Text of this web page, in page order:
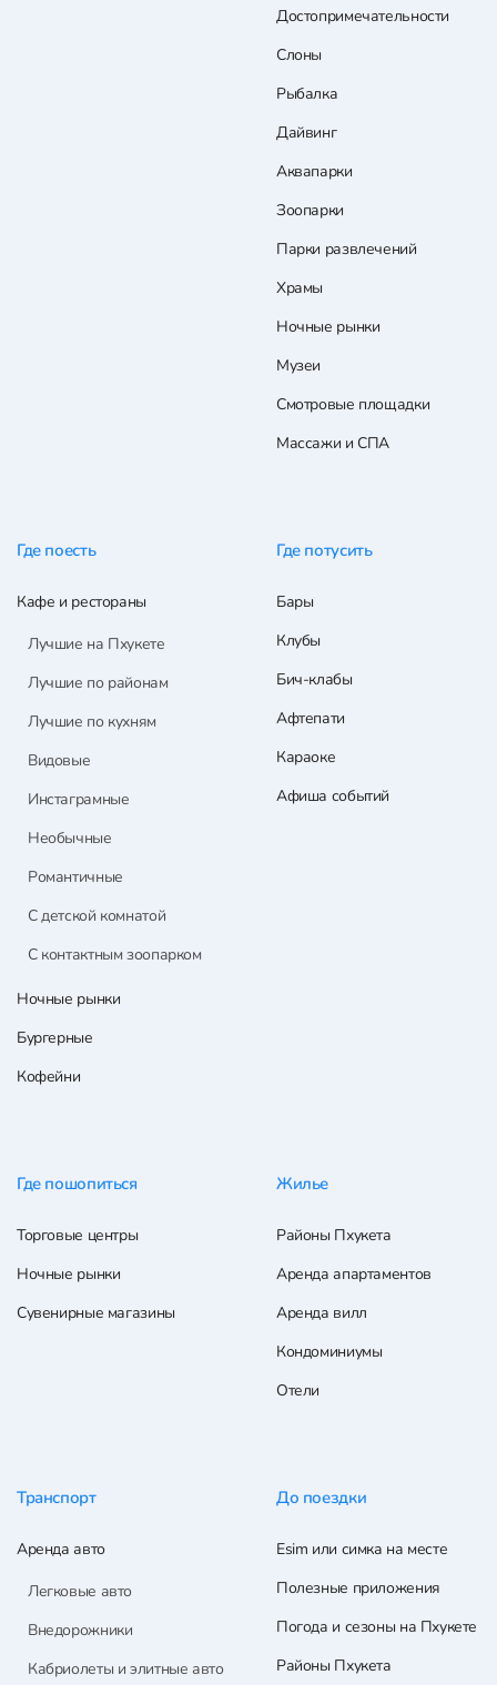
Достопримечательности
Слоны
Рыбалка
Дайвинг
Аквапарки
Зоопарки
Парки развлечений
Храмы
Ночные рынки
Музеи
Смотровые площадки
Массажи и СПА
Где поесть
Кафе и рестораны
Лучшие на Пхукете
Лучшие по районам
Лучшие по кухням
Видовые
Инстаграмные
Необычные
Романтичные
С детской комнатой
С контактным зоопарком
Ночные рынки
Бургерные
Кофейни
Где потусить
Бары
Клубы
Бич-клабы
Афтепати
Караоке
Афиша событий
Где пошопиться
Торговые центры
Ночные рынки
Сувенирные магазины
Жилье
Районы Пхукета
Аренда апартаментов
Аренда вилл
Кондоминиумы
Отели
Транспорт
Аренда авто
Легковые авто
Внедорожники
Кабриолеты и элитные авто
До поездки
Esim или симка на месте
Полезные приложения
Погода и сезоны на Пхукете
Районы Пхукета